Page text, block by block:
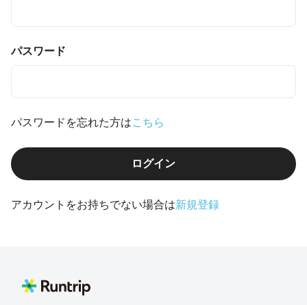
パスワード
パスワードを忘れた方はこちら
ログイン
アカウントをお持ちでない場合は新規登録